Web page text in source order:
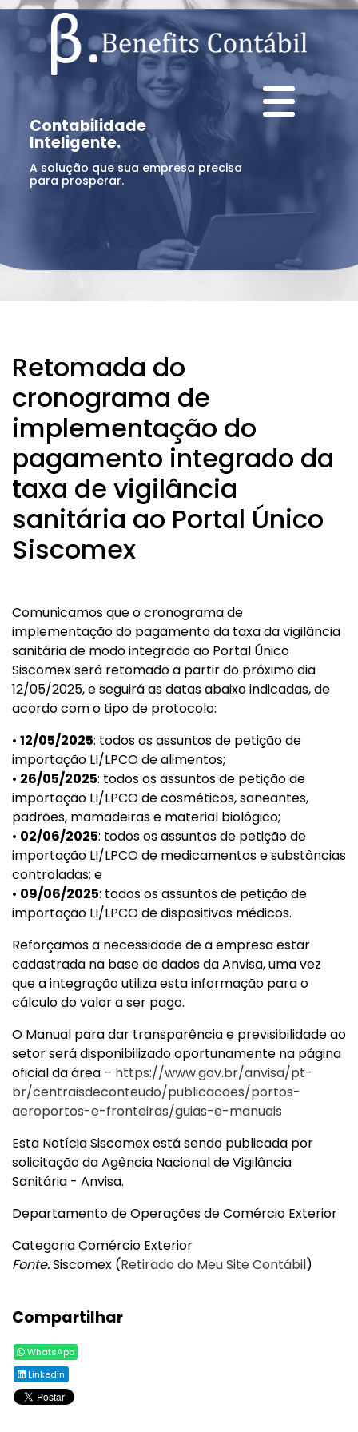
Contabilidade
Inteligente.
A solução que sua empresa precisa
para prosperar.
Retomada do
cronograma de
implementação do
pagamento integrado da
taxa de vigilância
sanitária ao Portal Único
Siscomex
Comunicamos que o cronograma de
implementação do pagamento da taxa da vigilância
sanitária de modo integrado ao Portal Único
Siscomex será retomado a partir do próximo dia
12/05/2025, e seguirá as datas abaixo indicadas, de
acordo com o tipo de protocolo:
• 12/05/2025: todos os assuntos de petição de
importação LI/LPCO de alimentos;
• 26/05/2025: todos os assuntos de petição de
importação LI/LPCO de cosméticos, saneantes,
padrões, mamadeiras e material biológico;
• 02/06/2025: todos os assuntos de petição de
importação LI/LPCO de medicamentos e substâncias
controladas; e
• 09/06/2025: todos os assuntos de petição de
importação LI/LPCO de dispositivos médicos.
Reforçamos a necessidade de a empresa estar
cadastrada na base de dados da Anvisa, uma vez
que a integração utiliza esta informação para o
cálculo do valor a ser pago.
O Manual para dar transparência e previsibilidade ao
setor será disponibilizado oportunamente na página
oficial da área – https://www.gov.br/anvisa/pt-
br/centraisdeconteudo/publicacoes/portos-
aeroportos-e-fronteiras/guias-e-manuais
Esta Notícia Siscomex está sendo publicada por
solicitação da Agência Nacional de Vigilância
Sanitária - Anvisa.
Departamento de Operações de Comércio Exterior
Categoria Comércio Exterior
Fonte:Siscomex (Retirado do Meu Site Contábil)
Compartilhar
WhatsApp
Linkedin